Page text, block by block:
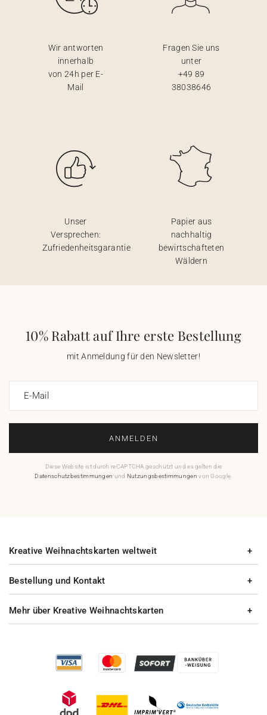
Wir antworten
innerhalb
von 24h per E-
Mail
Fragen Sie uns
unter
+49 89
38038646
Unser
Versprechen:
Zufriedenheitsgarantie
Papier aus
nachhaltig
bewirtschafteten
Wäldern
10% Rabatt auf Ihre erste Bestellung
mit Anmeldung für den Newsletter!
E-Mail
ANMELDEN
Diese Website ist durch reCAPTCHA geschützt und es gelten die
Datenschutzbestimmungen und Nutzungsbestimmungen von Google.
Bestellung und Kontakt
Mehr über Kreative Weihnachtskarten
Kreative Weihnachtskarten weltweit